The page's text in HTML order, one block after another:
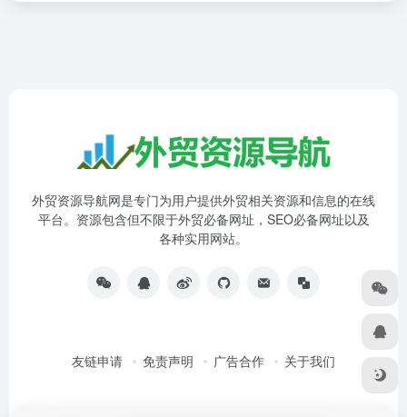
外贸资源导航网是专门为用户提供外贸相关资源和信息的在线
平台。资源包含但不限于外贸必备网址，SEO必备网址以及
各种实用网站。
友链申请 免责声明 广告合作 关于我们